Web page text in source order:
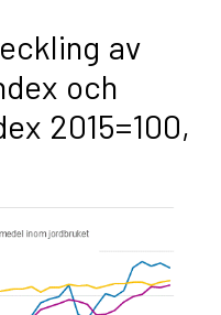
av
och
2015=100,